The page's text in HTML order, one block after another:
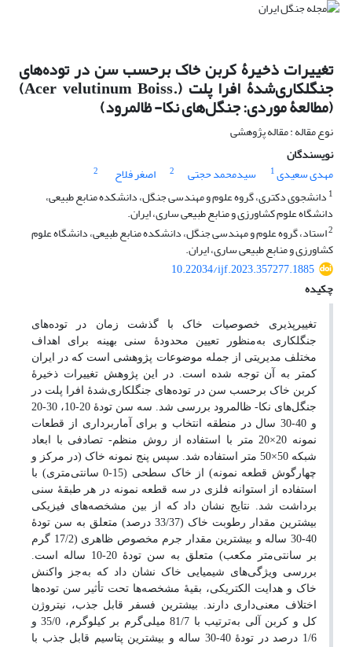
تغییرات ذخیرۀ کربن خاک برحسب سن در توده‌های
جنگلکاری‌شدۀ افرا پلت (.Acer velutinum Boiss)
(مطالعۀ موردی: جنگل‌های نکا- ظالمرود)
نوع مقاله : مقاله پژوهشی
نویسندگان
مهدی سعیدی1 سیدمحمد حجتی 2 اصغر فلاح
2
1 دانشجوی دکتری، گروه علوم و مهندسی جنگل، دانشکده منابع طبیعی،
دانشگاه علوم کشاورزی و منابع طبیعی ساری، ایران.
2استاد، گروه علوم و مهندسی جنگل، دانشکده منابع طبیعی، دانشگاه علوم
کشاورزی و منابع طبیعی ساری، ایران.
10.22034/ijf.2023.357277.1885
چکیده
تغییرپذیری خصوصیات خاک با گذشت زمان در توده‌های
جنگلکاری به‌منظور تعیین محدودۀ سنی بهینه برای اهداف
مختلف مدیریتی از جمله موضوعات پژوهشی است که در ایران
کمتر به آن توجه شده است. در این پژوهش تغییرات ذخیرۀ
کربن خاک برحسب سن در توده‌های جنگلکاری‌شدۀ افرا پلت در
جنگل‌های نکا- ظالمرود بررسی شد. سه سن تودۀ 20-10، 30-20
و 40-30 سال در منطقه انتخاب و برای آماربرداری از قطعات
نمونه 20×20 متر با استفاده از روش منظم- تصادفی با ابعاد
شبکه 50×50 متر استفاده شد. سپس پنج نمونه خاک (در مرکز و
چهارگوش قطعه نمونه) از خاک سطحی (15-0 سانتی‌متری) با
استفاده از استوانه فلزی در سه قطعه نمونه در هر طبقۀ سنی
برداشت شد. نتایج نشان داد که از بین مشخصه‌های فیزیکی
بیشترین مقدار رطوبت خاک (33/37 درصد) متعلق به سن تودۀ
40-30 ساله و بیشترین مقدار جرم مخصوص ظاهری (17/2 گرم
بر سانتی‌متر مکعب) متعلق به سن تودۀ 20-10 ساله است.
بررسی ویژگی‌های شیمیایی خاک نشان داد که به‌جز واکنش
خاک و هدایت الکتریکی، بقیۀ مشخصه‌ها تحت تأثیر سن توده‌ها
اختلاف معنی‌داری دارند. بیشترین فسفر قابل جذب، نیتروژن
کل و کربن آلی به‌ترتیب با 81/7 میلی‌گرم بر کیلوگرم، 35/0 و
1/6 درصد در تودۀ 40-30 ساله و بیشترین پتاسیم قابل جذب با